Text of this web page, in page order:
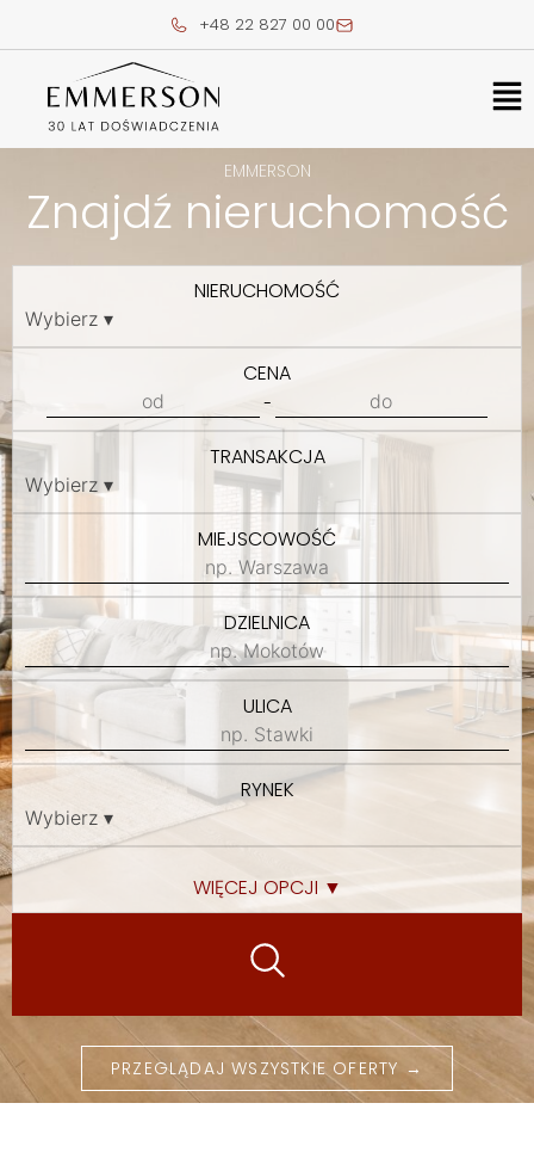
+48 22 827 00 00
EMMERSON
Znajdź nieruchomość
NIERUCHOMOŚĆ
CENA
-
TRANSAKCJA
MIEJSCOWOŚĆ
DZIELNICA
ULICA
RYNEK
WIĘCEJ OPCJI ▼
PRZEGLĄDAJ WSZYSTKIE OFERTY →